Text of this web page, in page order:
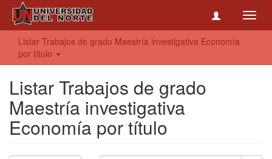
Listar Trabajos de grado Maestría investigativa Economía
por título
Listar Trabajos de grado
Maestría investigativa
Economía por título